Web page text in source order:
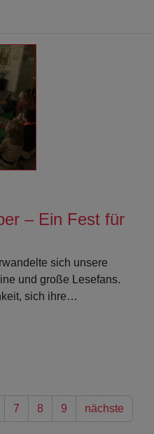
– Ein Fest für
sich unsere
und große Lesefans.
sich ihre…
7 8 9 nächste